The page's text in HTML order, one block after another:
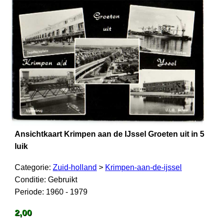
Ansichtkaart Krimpen aan de IJssel Groeten uit in 5
luik
Categorie: Zuid-holland > Krimpen-aan-de-ijssel
Conditie: Gebruikt
Periode: 1960 - 1979
2,00